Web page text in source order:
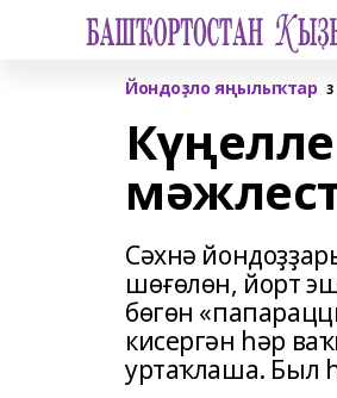
Йондоҙло яңылыҡтар 3
Сәхнә
шөғөлөн, йорт
бөгөн
кисергән һәр
уртаҡлаша. Был